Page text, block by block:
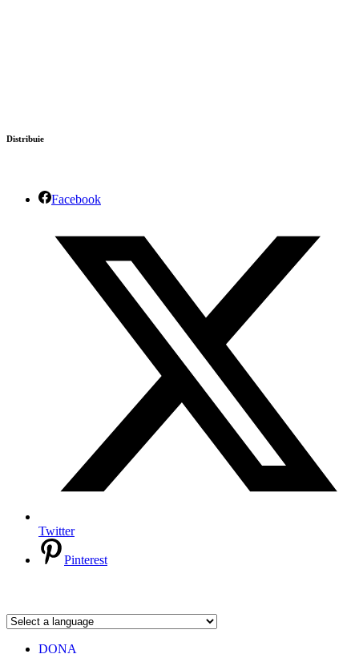
Distribuie
Facebook
Twitter
Pinterest
DONA